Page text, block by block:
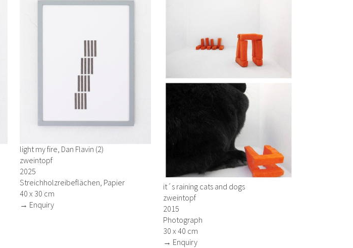
light my fire, Dan Flavin (2)
zweintopf
2025
Streichholzreibeflächen, Papier
40 x 30 cm
→ Enquiry
it´s raining cats and dogs
zweintopf
2015
Photograph
30 x 40 cm
→ Enquiry